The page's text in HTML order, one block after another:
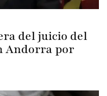
del juicio del
Andorra por